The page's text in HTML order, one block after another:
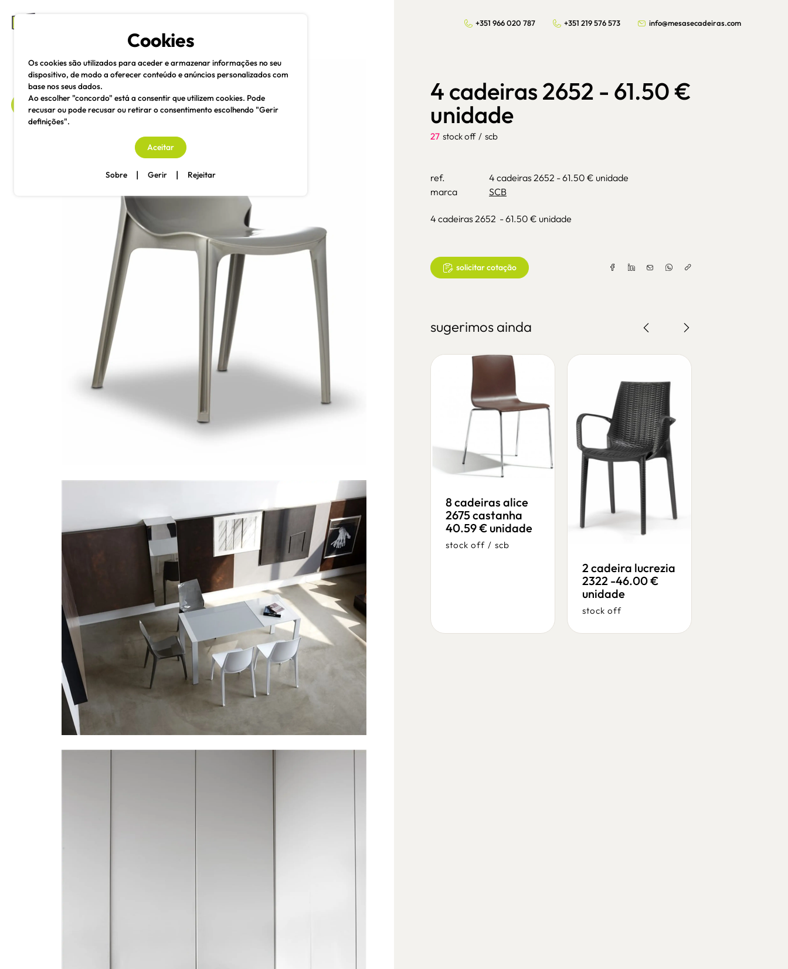
+351 966 020 787 +351 219 576 573 info@mesasecadeiras.com
4 cadeiras 2652 - 61.50 €
unidade
27 stock off / scb
ref.
4 cadeiras 2652 - 61.50 € unidade
marca
SCB
4 cadeiras 2652 - 61.50 € unidade
solicitar cotação
sugerimos ainda
61.50 €
stock off
6 mesa marselha
66.40 € unidade
stock off
8 cadeiras alice
2675 castanha
40.59 € unidade
stock off / scb
2 cadeira lucrezia
2322 -46.00 €
unidade
stock off
Cookies
Os cookies são utilizados para aceder e armazenar informações no seu
dispositivo, de modo a oferecer conteúdo e anúncios personalizados com
base nos seus dados.
Ao escolher "concordo" está a consentir que utilizem cookies. Pode
recusar ou pode recusar ou retirar o consentimento escolhendo "Gerir
definições".
Aceitar
Sobre | Gerir | Rejeitar